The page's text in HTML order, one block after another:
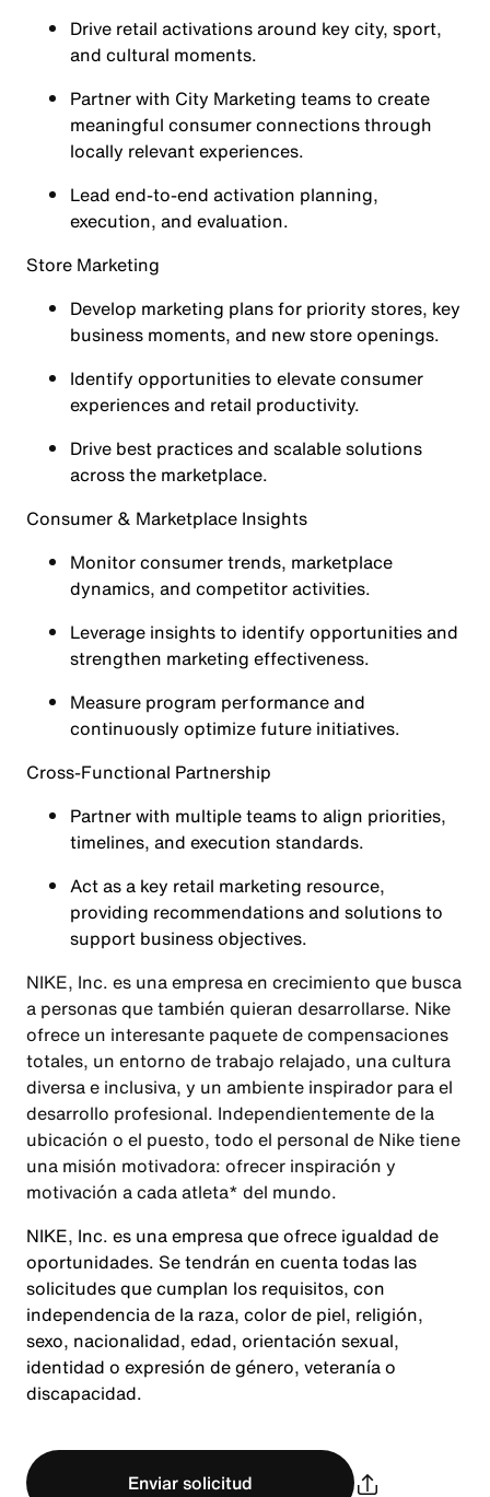
Drive retail activations around key city, sport,
and cultural moments.
Partner with City Marketing teams to create
meaningful consumer connections through
locally relevant experiences.
Lead end-to-end activation planning,
execution, and evaluation.
Store Marketing
Develop marketing plans for priority stores, key
business moments, and new store openings.
Identify opportunities to elevate consumer
experiences and retail productivity.
Drive best practices and scalable solutions
across the marketplace.
Consumer & Marketplace Insights
Monitor consumer trends, marketplace
dynamics, and competitor activities.
Leverage insights to identify opportunities and
strengthen marketing effectiveness.
Measure program performance and
continuously optimize future initiatives.
Cross-Functional Partnership
Partner with multiple teams to align priorities,
timelines, and execution standards.
Act as a key retail marketing resource,
providing recommendations and solutions to
support business objectives.
NIKE, Inc. es una empresa en crecimiento que busca
a personas que también quieran desarrollarse. Nike
ofrece un interesante paquete de compensaciones
totales, un entorno de trabajo relajado, una cultura
diversa e inclusiva, y un ambiente inspirador para el
desarrollo profesional. Independientemente de la
ubicación o el puesto, todo el personal de Nike tiene
una misión motivadora: ofrecer inspiración y
motivación a cada atleta* del mundo.
NIKE, Inc. es una empresa que ofrece igualdad de
oportunidades. Se tendrán en cuenta todas las
solicitudes que cumplan los requisitos, con
independencia de la raza, color de piel, religión,
sexo, nacionalidad, edad, orientación sexual,
identidad o expresión de género, veteranía o
discapacidad.
Enviar solicitud